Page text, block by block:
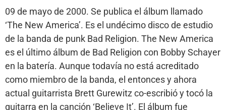
09 de mayo de 2000. Se publica el álbum llamado
‘The New America’. Es el undécimo disco de estudio
de la banda de punk Bad Religion. The New America
es el último álbum de Bad Religion con Bobby Schayer
en la batería. Aunque todavía no está acreditado
como miembro de la banda, el entonces y ahora
actual guitarrista Brett Gurewitz co-escribió y tocó la
guitarra en la canción ‘Believe It’. El álbum fue